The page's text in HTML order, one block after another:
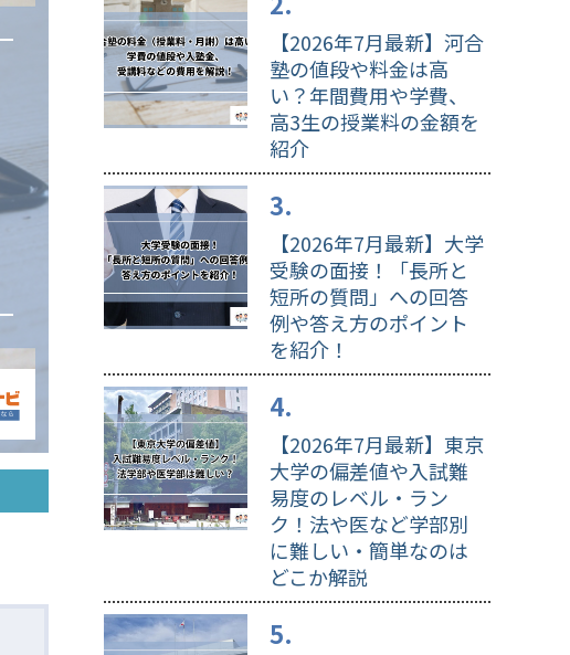
【2026年7月最新】河合
塾の値段や料金は高
い？年間費用や学費、
高3生の授業料の金額を
紹介
【2026年7月最新】大学
受験の面接！「長所と
短所の質問」への回答
例や答え方のポイント
を紹介！
【2026年7月最新】東京
大学の偏差値や入試難
易度のレベル・ラン
ク！法や医など学部別
に難しい・簡単なのは
どこか解説